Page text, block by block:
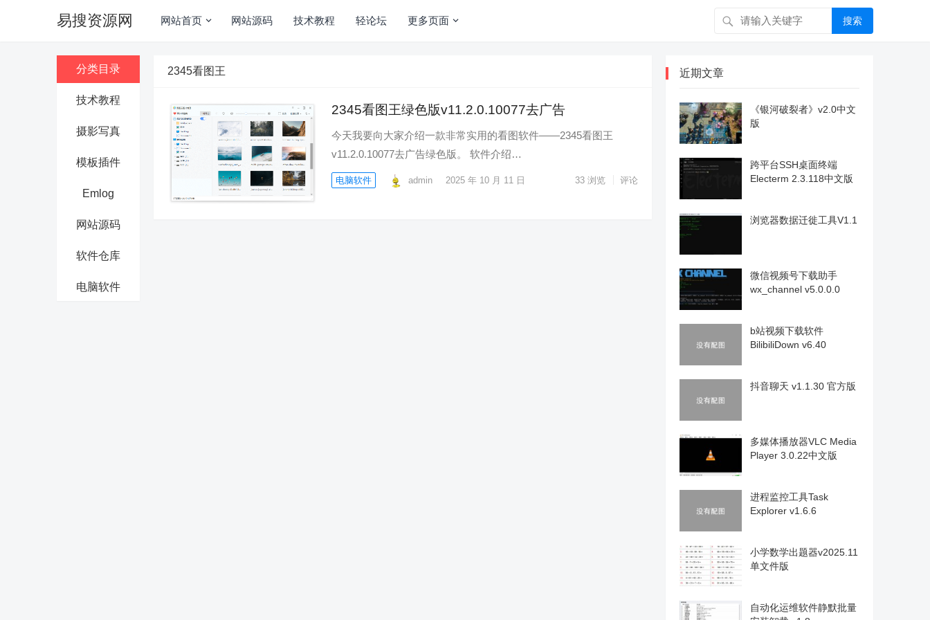
易搜资源网 网站首页 网站源码 技术教程 轻论坛 更多页面 搜索
分类目录
技术教程
摄影写真
模板插件
Emlog
网站源码
软件仓库
电脑软件
2345看图王
2345看图王绿色版v11.2.0.10077去广告
今天我要向大家介绍一款非常实用的看图软件——2345看图王
v11.2.0.10077去广告绿色版。 软件介绍…
电脑软件 admin 2025 年 10 月 11 日 33 浏览 评论
近期文章
《银河破裂者》v2.0中文
版
跨平台SSH桌面终端
Electerm 2.3.118中文版
浏览器数据迁徙工具V1.1
微信视频号下载助手
wx_channel v5.0.0.0
b站视频下载软件
BilibiliDown v6.40
抖音聊天 v1.1.30 官方版
多媒体播放器VLC Media
Player 3.0.22中文版
进程监控工具Task
Explorer v1.6.6
小学数学出题器v2025.11
单文件版
自动化运维软件静默批量